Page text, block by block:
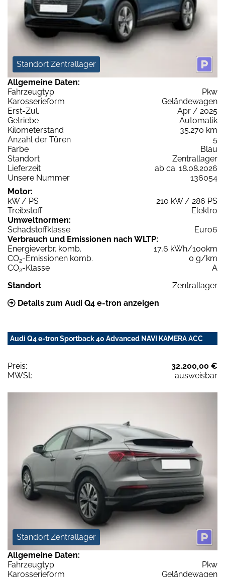
Standort Zentrallager
Allgemeine Daten:
Fahrzeugtyp
Pkw
Karosserieform
Geländewagen
Erst-Zul.
Apr / 2025
Getriebe
Automatik
Kilometerstand
35.270 km
Anzahl der Türen
5
Farbe
Blau
Standort
Zentrallager
Lieferzeit
ab ca. 18.08.2026
Unsere Nummer
136054
Motor:
kW / PS
210 kW / 286 PS
Treibstoff
Elektro
Umweltnormen:
Schadstoffklasse
Euro6
Verbrauch und Emissionen nach WLTP:
Energieverbr. komb.
17,6 kWh/100km
CO2-Emissionen komb.
0 g/km
CO2-Klasse
A
Standort
Zentrallager
Details zum Audi Q4 e-tron anzeigen
Audi Q4 e-tron Sportback 40 Advanced NAVI KAMERA ACC
Preis:
32.200,00 €
MWSt:
ausweisbar
Standort Zentrallager
Allgemeine Daten:
Fahrzeugtyp
Pkw
Karosserieform
Geländewagen